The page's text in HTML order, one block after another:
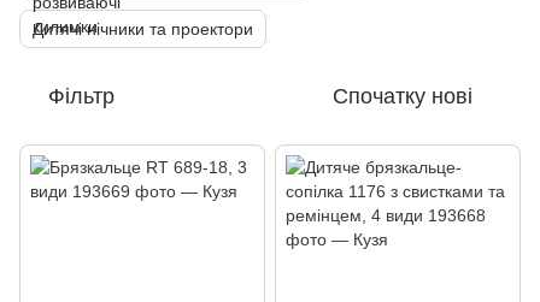
Дитячі нічники та проектори
Фільтр Спочатку нові